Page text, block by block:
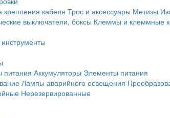
крепления кабеля Трос и аксессуары Метизы
выключатели, боксы Клеммы и клеммные
питания Аккумуляторы Элементы питания
Лампы аварийного освещения
Нерезервированные